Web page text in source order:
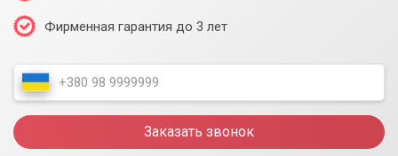
Фирменная гарантия до 3 лет
Заказать звонок